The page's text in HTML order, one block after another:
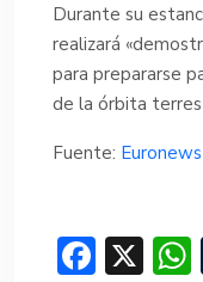
Durante su
realizará
para prepararse
de la órbita
Fuente: Euronews
F X